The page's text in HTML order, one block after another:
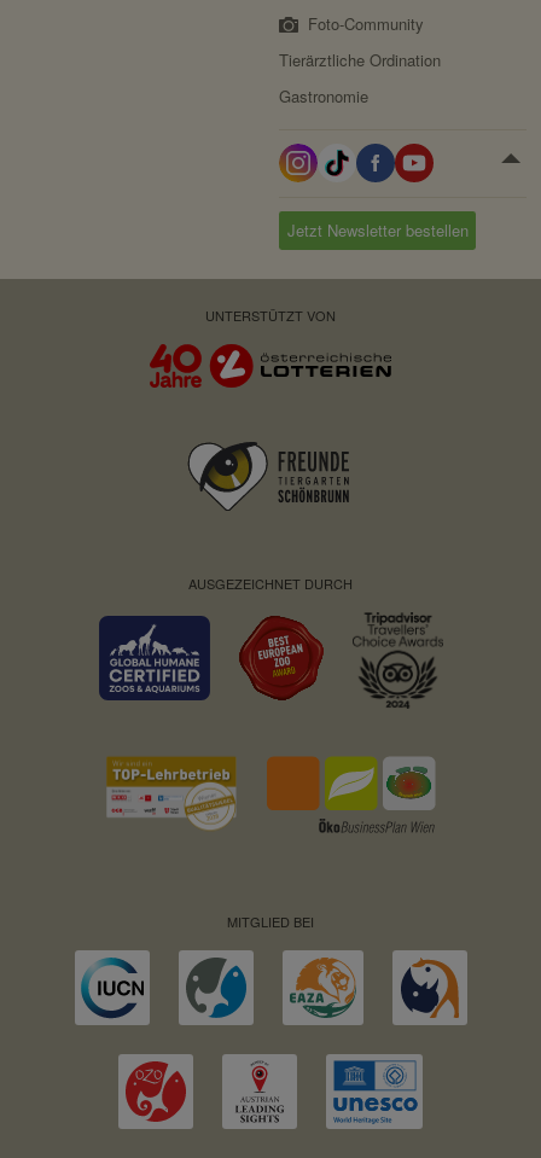
Foto-Community
Tierärztliche Ordination
Gastronomie
Jetzt Newsletter bestellen
UNTERSTÜTZT VON
AUSGEZEICHNET DURCH
MITGLIED BEI